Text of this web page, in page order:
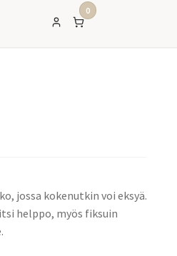
0
jossa kokenutkin voi eksyä.
helppo, myös fiksuin